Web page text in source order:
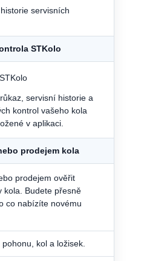
servisních
STKolo
servisní historie a
kontrol vašeho kola
v aplikaci.
prodejem kola
prodejem ověřit
kola. Budete přesně
co nabízíte novému
kol a ložisek.